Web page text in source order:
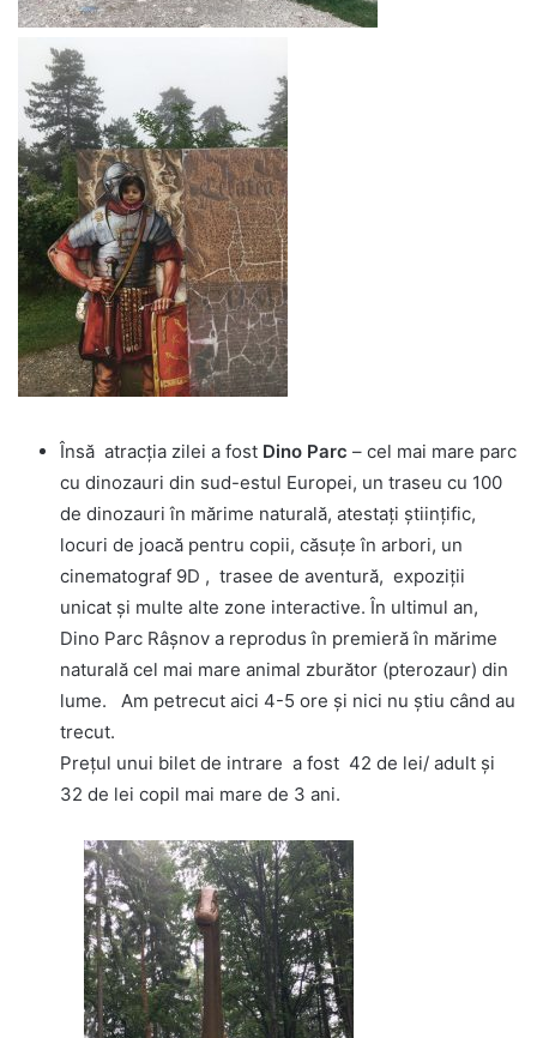
Însă atracţia zilei a fost Dino Parc – cel mai mare parc
cu dinozauri din sud-estul Europei, un traseu cu 100
de dinozauri în mărime naturală, atestați științific,
locuri de joacă pentru copii, căsuțe în arbori, un
cinematograf 9D , trasee de aventură, expoziții
unicat și multe alte zone interactive. În ultimul an,
Dino Parc Râșnov a reprodus în premieră în mărime
naturală cel mai mare animal zburător (pterozaur) din
lume. Am petrecut aici 4-5 ore şi nici nu ştiu când au
trecut.
Preţul unui bilet de intrare a fost 42 de lei/ adult şi
32 de lei copil mai mare de 3 ani.